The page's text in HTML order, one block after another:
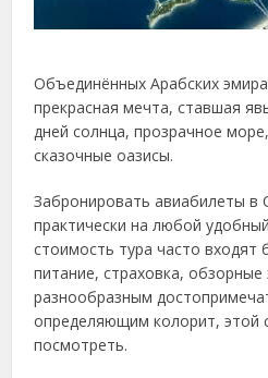
Объединённых Арабских
прекрасная мечта, ставшая
дней солнца, прозрачное
сказочные оазисы.
Забронировать авиабилеты
практически на любой
стоимость тура часто входят
питание, страховка, обзорные
разнообразным
определяющим колорит, этой
посмотреть.